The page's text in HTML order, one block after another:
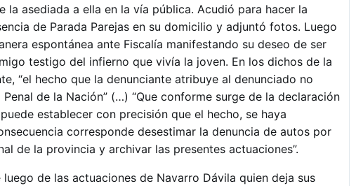
la asediada a ella en la vía pública. Acudió para hacer la
de Parada Parejas en su domicilio y adjuntó fotos. Luego
espontánea ante Fiscalía manifestando su deseo de ser
testigo del infierno que vivía la joven. En los dichos de la
“el hecho que la denunciante atribuye al denunciado no
de la Nación” (…) “Que conforme surge de la declaración
establecer con precisión que el hecho, se haya
corresponde desestimar la denuncia de autos por
de la provincia y archivar las presentes actuaciones”.
de las actuaciones de Navarro Dávila quien deja sus